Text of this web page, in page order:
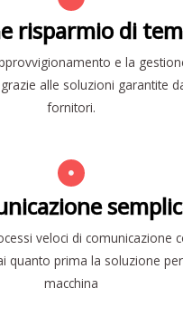
risparmio di
e la
alle soluzioni garantite
fornitori.
veloci di comunicazione
quanto prima la soluzione
macchina